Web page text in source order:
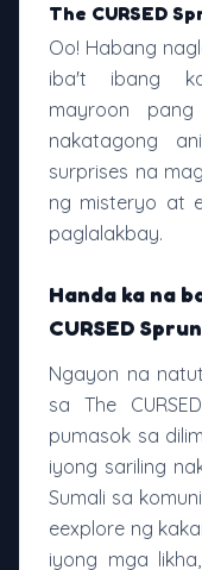
The CURSED
Oo! Habang
iba't ibang
mayroon
nakatagong
surprises na
ng misteryo at
paglalakbay.
Handa ka na
CURSED
Ngayon na
sa The
pumasok sa
iyong sariling
Sumali sa
eexplore ng
iyong mga